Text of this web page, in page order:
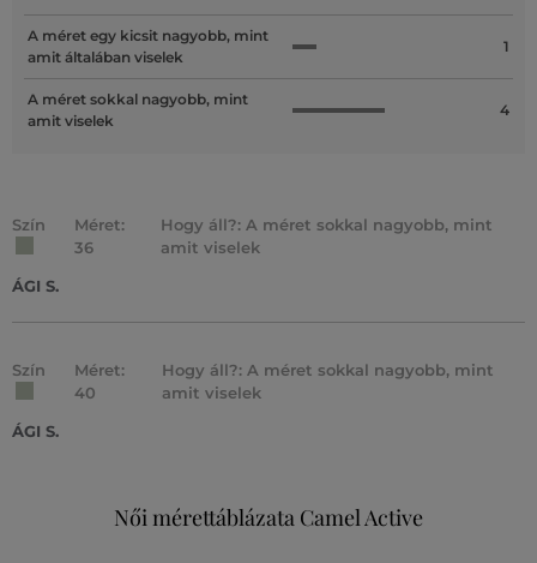
A méret egy kicsit nagyobb, mint
amit általában viselek
1
A méret sokkal nagyobb, mint
amit viselek
4
Szín
Méret:
36
Hogy áll?: A méret sokkal nagyobb, mint
amit viselek
ÁGI S.
Szín
Méret:
40
Hogy áll?: A méret sokkal nagyobb, mint
amit viselek
ÁGI S.
Női mérettáblázata Camel Active